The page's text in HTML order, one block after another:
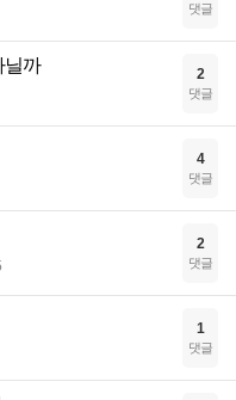
댓글
닐까 2
댓글
4
댓글
2
댓글
1
댓글